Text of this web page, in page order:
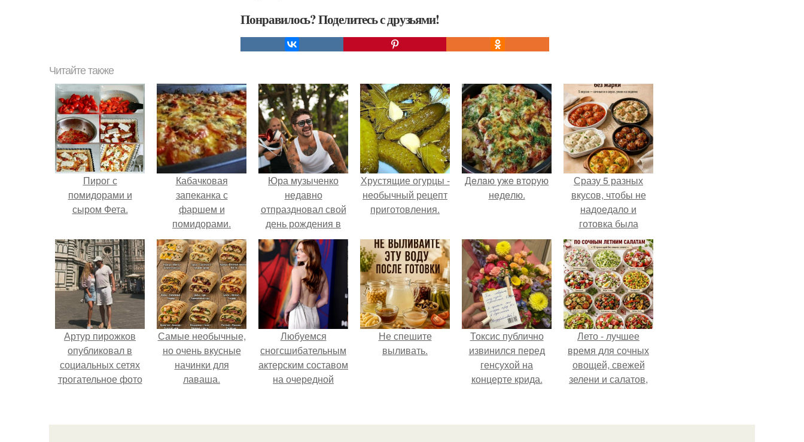
Понравилось? Поделитесь с друзьями!
Читайте также
Пирог с
помидорами и
сыром Фета.
Кабачковая
запеканка с
фаршем и
помидорами.
Юра музыченко
недавно
отпраздновал свой
день рождения в
кругу самых
близких и родных
людей.
Хрустящие огурцы -
необычный рецепт
приготовления.
Дeлaю yжe втopую
нeдeлю.
Сразу 5 разных
вкусов, чтобы не
надоедало и
готовка была
проще.
Артур пирожков
опубликовал в
социальных сетях
трогательное фото
сделанное во
Самые необычные,
но очень вкусные
начинки для
лаваша.
Любуемся
сногсшибательным
актерским составом
на очередной
Не спешите
выливать.
Токсис публично
извинился перед
генсухой на
концерте крида.
Лето - лучшее
время для сочных
овощей, свежей
зелени и салатов,
несколько минут.